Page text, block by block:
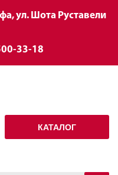
ул. Шота Руставели
33-18
КАТАЛОГ